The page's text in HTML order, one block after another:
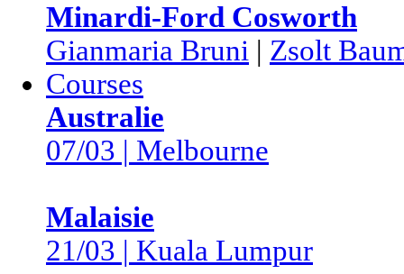
Minardi-Ford Cosworth
Gianmaria Bruni | Zsolt
Courses
Australie
07/03 | Melbourne
Malaisie
21/03 | Kuala Lumpur